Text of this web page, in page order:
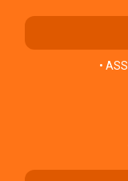
•